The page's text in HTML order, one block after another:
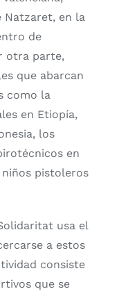
Natzaret, en la
de
otra parte,
que abarcan
como la
en Etiopía,
los
en
pistoleros
usa el
a estos
consiste
que se